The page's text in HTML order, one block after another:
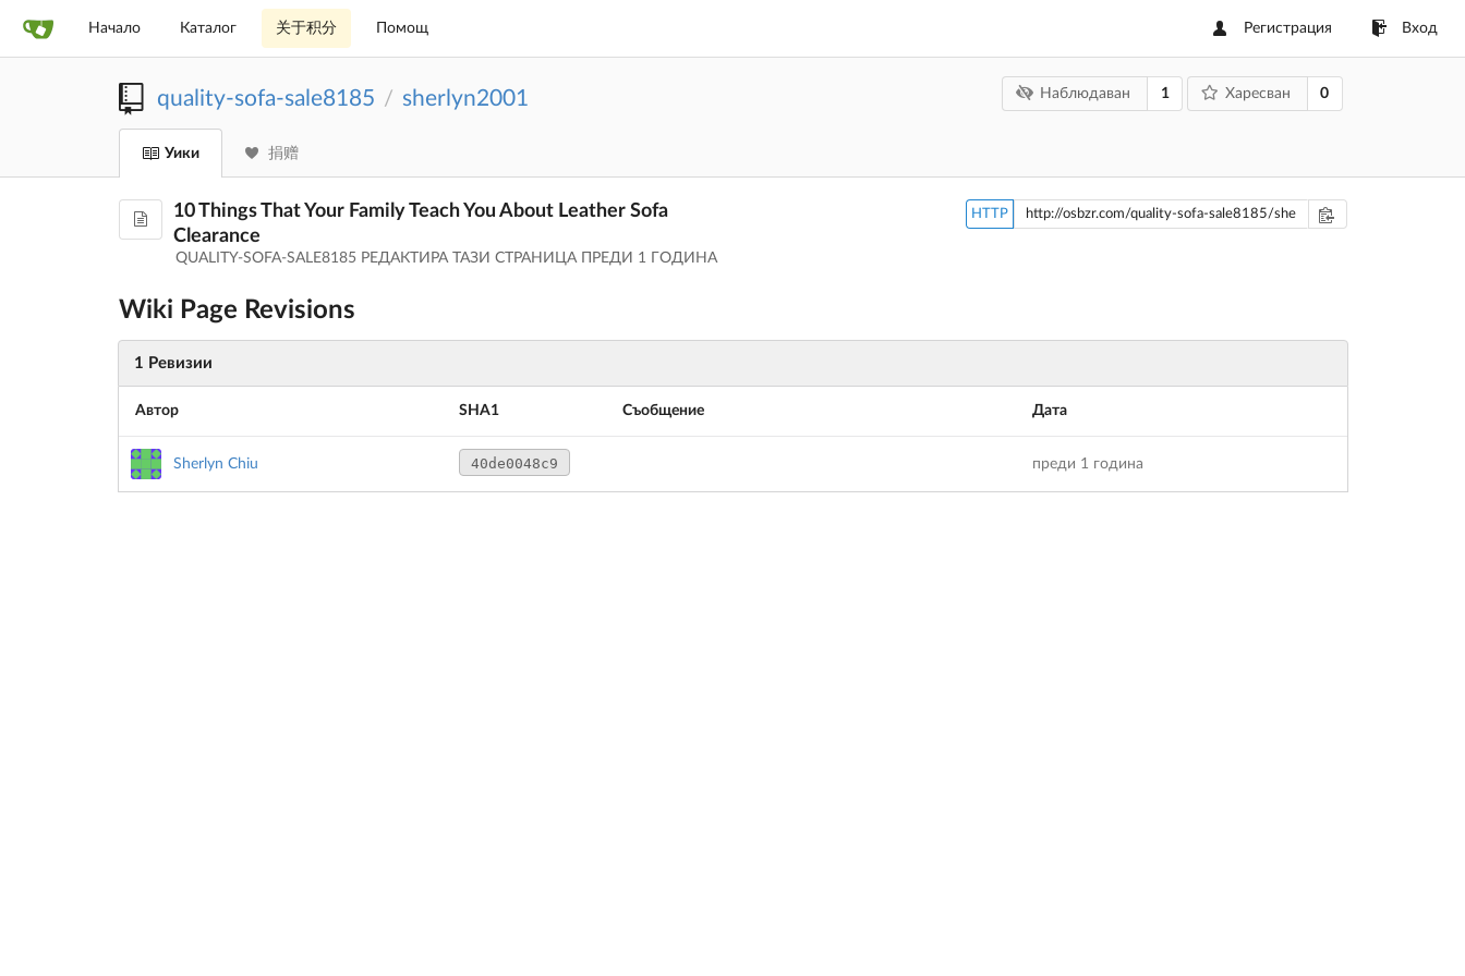
Начало Каталог 关于积分 Помощ Регистрация Вход
quality-sofa-sale8185 / sherlyn2001 Наблюдаван 1 Харесван 0
Уики 捐赠
HTTP
10 Things That Your Family Teach You About Leather Sofa
Clearance
QUALITY-SOFA-SALE8185 РЕДАКТИРА ТАЗИ СТРАНИЦА ПРЕДИ 1 ГОДИНА
Wiki Page Revisions
1 Ревизии
Автор SHA1 Съобщение Дата
Sherlyn Chiu 40de0048c9 преди 1 година